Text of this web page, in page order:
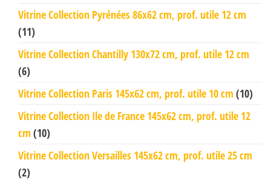
Vitrine Collection Pyrénées 86x62 cm, prof. utile 12 cm
(11)
Vitrine Collection Chantilly 130x72 cm, prof. utile 12 cm
(6)
Vitrine Collection Paris 145x62 cm, prof. utile 10 cm (10)
Vitrine Collection Ile de France 145x62 cm, prof. utile 12
cm (10)
Vitrine Collection Versailles 145x62 cm, prof. utile 25 cm
(2)